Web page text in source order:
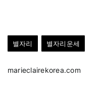
별자리 별자리운세
marieclairekorea.com